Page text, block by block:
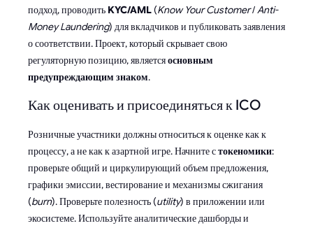
подход, проводить KYC/AML (Know Your Customer/Anti-
Money Laundering) для вкладчиков и публиковать заявления
о соответствии. Проект, который скрывает свою
регуляторную позицию, являетсяосновным
предупреждающим знаком.
Как оценивать и присоединяться к ICO
Розничные участники должны относиться к оценке как к
процессу, а не как к азартной игре. Начните стокеномики:
проверьте общий и циркулирующий объем предложения,
графики эмиссии, вестирование и механизмы сжигания
(burn). Проверьте полезность (utility) в приложении или
экосистеме. Используйте аналитические дашборды и